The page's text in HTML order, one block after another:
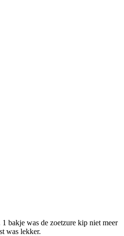
bakje was de zoetzure kip niet meer
was lekker.